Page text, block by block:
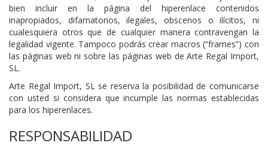
bien incluir en la página del hiperenlace contenidos
inapropiados, difamatorios, ilegales, obscenos o ilícitos, ni
cualesquiera otros que de cualquier manera contravengan la
legalidad vigente. Tampoco podrás crear macros (“frames”) con
las páginas web ni sobre las páginas web de Arte Regal Import,
SL.
Arte Regal Import, SL se reserva la posibilidad de comunicarse
con usted si considera que incumple las normas establecidas
para los hiperenlaces.
RESPONSABILIDAD